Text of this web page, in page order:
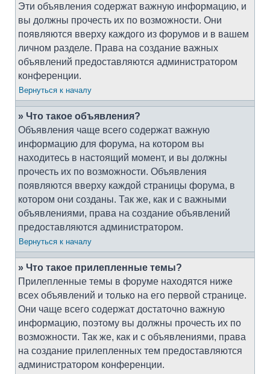
Эти объявления содержат важную информацию, и
вы должны прочесть их по возможности. Они
появляются вверху каждого из форумов и в вашем
личном разделе. Права на создание важных
объявлений предоставляются администратором
конференции.
Вернуться к началу
» Что такое объявления?
Объявления чаще всего содержат важную
информацию для форума, на котором вы
находитесь в настоящий момент, и вы должны
прочесть их по возможности. Объявления
появляются вверху каждой страницы форума, в
котором они созданы. Так же, как и с важными
объявлениями, права на создание объявлений
предоставляются администратором.
Вернуться к началу
» Что такое прилепленные темы?
Прилепленные темы в форуме находятся ниже
всех объявлений и только на его первой странице.
Они чаще всего содержат достаточно важную
информацию, поэтому вы должны прочесть их по
возможности. Так же, как и с объявлениями, права
на создание прилепленных тем предоставляются
администратором конференции.